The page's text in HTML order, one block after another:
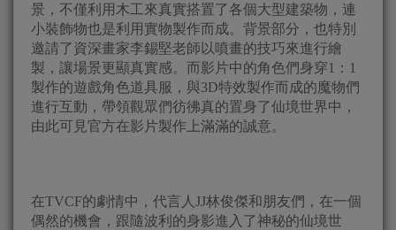
景，不僅利用木工來真實搭置了各個大型建築物，連
小裝飾物也是利用實物製作而成。背景部分，也特別
邀請了資深畫家李錫堅老師以噴畫的技巧來進行繪
製，讓場景更顯真實感。而影片中的角色們身穿1：1
製作的遊戲角色道具服，與3D特效製作而成的魔物們
進行互動，帶領觀眾們彷彿真的置身了仙境世界中，
由此可見官方在影片製作上滿滿的誠意。
在TVCF的劇情中，代言人JJ林俊傑和朋友們，在一個
偶然的機會，跟隨波利的身影進入了神秘的仙境世